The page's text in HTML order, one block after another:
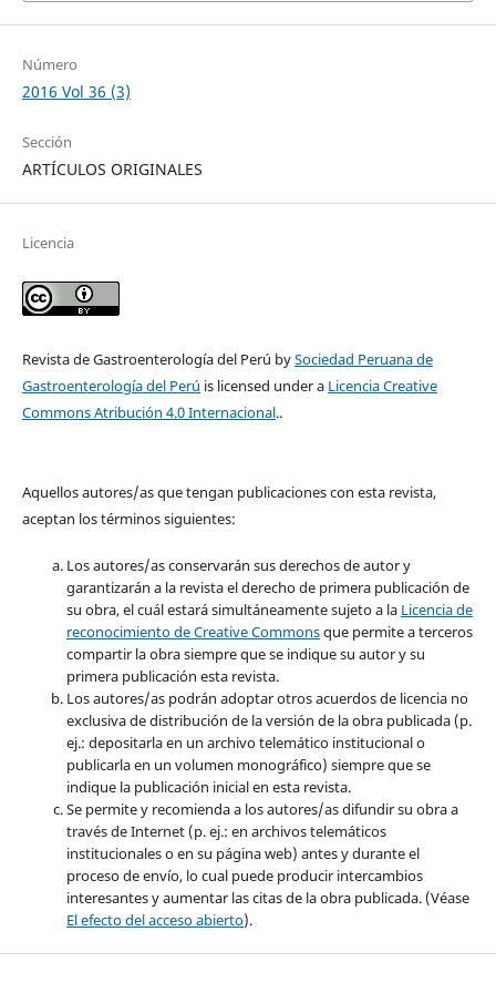
Número
2016 Vol 36 (3)
Sección
ARTÍCULOS ORIGINALES
Licencia
Revista de Gastroenterología del Perú bySociedad Peruana de
Gastroenterología del Perú is licensed under a Licencia Creative
Commons Atribución 4.0 Internacional..
Aquellos autores/as que tengan publicaciones con esta revista,
aceptan los términos siguientes:
Los autores/as conservarán sus derechos de autor y
garantizarán a la revista el derecho de primera publicación de
su obra, el cuál estará simultáneamente sujeto a la Licencia de
reconocimiento de Creative Commonsque permite a terceros
compartir la obra siempre que se indique su autor y su
primera publicación esta revista.
Los autores/as podrán adoptar otros acuerdos de licencia no
exclusiva de distribución de la versión de la obra publicada (p.
ej.: depositarla en un archivo telemático institucional o
publicarla en un volumen monográfico) siempre que se
indique la publicación inicial en esta revista.
Se permite y recomienda a los autores/as difundir su obra a
través de Internet (p. ej.: en archivos telemáticos
institucionales o en su página web) antes y durante el
proceso de envío, lo cual puede producir intercambios
interesantes y aumentar las citas de la obra publicada. (Véase
El efecto del acceso abierto).